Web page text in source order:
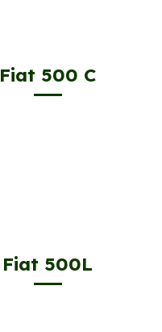
Fiat 500 C
Fiat 500L